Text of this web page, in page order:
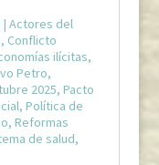
| Actores del
, Conflicto
ilícitas,
Petro,
2025, Pacto
, Política de
, Reformas
de salud,